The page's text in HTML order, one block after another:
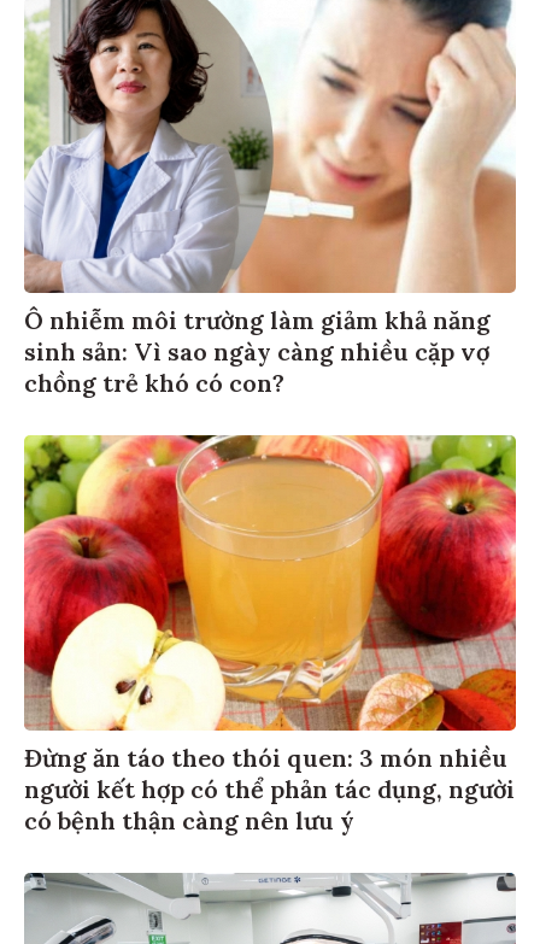
Ô nhiễm môi trường làm giảm khả năng
sinh sản: Vì sao ngày càng nhiều cặp vợ
chồng trẻ khó có con?
Đừng ăn táo theo thói quen: 3 món nhiều
người kết hợp có thể phản tác dụng, người
có bệnh thận càng nên lưu ý